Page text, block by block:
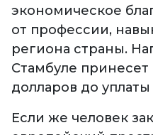
экономическое
от профессии,
региона страны.
Стамбуле
долларов до уплаты
Если же человек